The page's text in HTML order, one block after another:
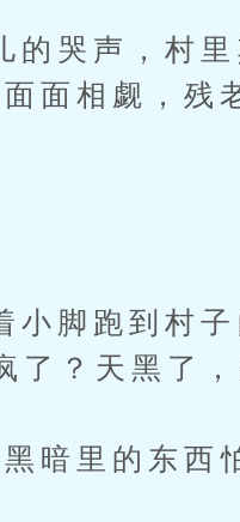
哭声，村里
面相觑，残
脚跑到村子
了？天黑了
暗里的东西